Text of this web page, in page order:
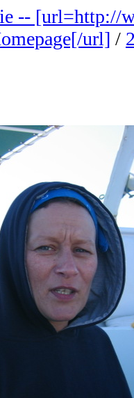
-- [url=http://
url] /